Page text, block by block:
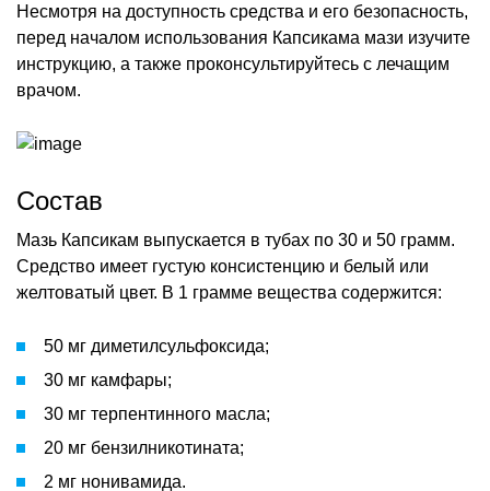
Несмотря на доступность средства и его безопасность,
перед началом использования Капсикама мази изучите
инструкцию, а также проконсультируйтесь с лечащим
врачом.
Состав
Мазь Капсикам выпускается в тубах по 30 и 50 грамм.
Средство имеет густую консистенцию и белый или
желтоватый цвет. В 1 грамме вещества содержится:
50 мг диметилсульфоксида;
30 мг камфары;
30 мг терпентинного масла;
20 мг бензилникотината;
2 мг нонивамида.